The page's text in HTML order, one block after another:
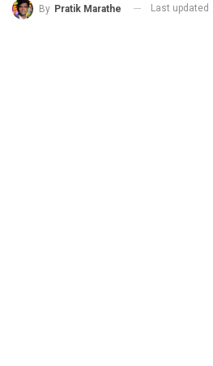
By Pratik Marathe Last updated